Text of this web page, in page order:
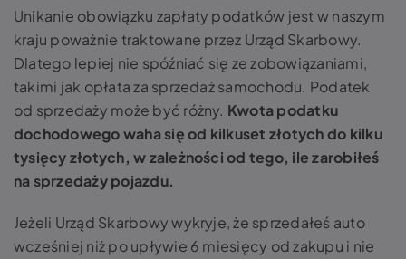
Unikanie obowiązku zapłaty podatków jest w naszym
kraju poważnie traktowane przez Urząd Skarbowy.
Dlatego lepiej nie spóźniać się ze zobowiązaniami,
takimi jak opłata za sprzedaż samochodu. Podatek
od sprzedaży może być różny. Kwota podatku
dochodowego waha się od kilkuset złotych do kilku
tysięcy złotych, w zależności od tego, ile zarobiłeś
na sprzedaży pojazdu.
Jeżeli Urząd Skarbowy wykryje, że sprzedałeś auto
wcześniej niż po upływie 6 miesięcy od zakupu i nie